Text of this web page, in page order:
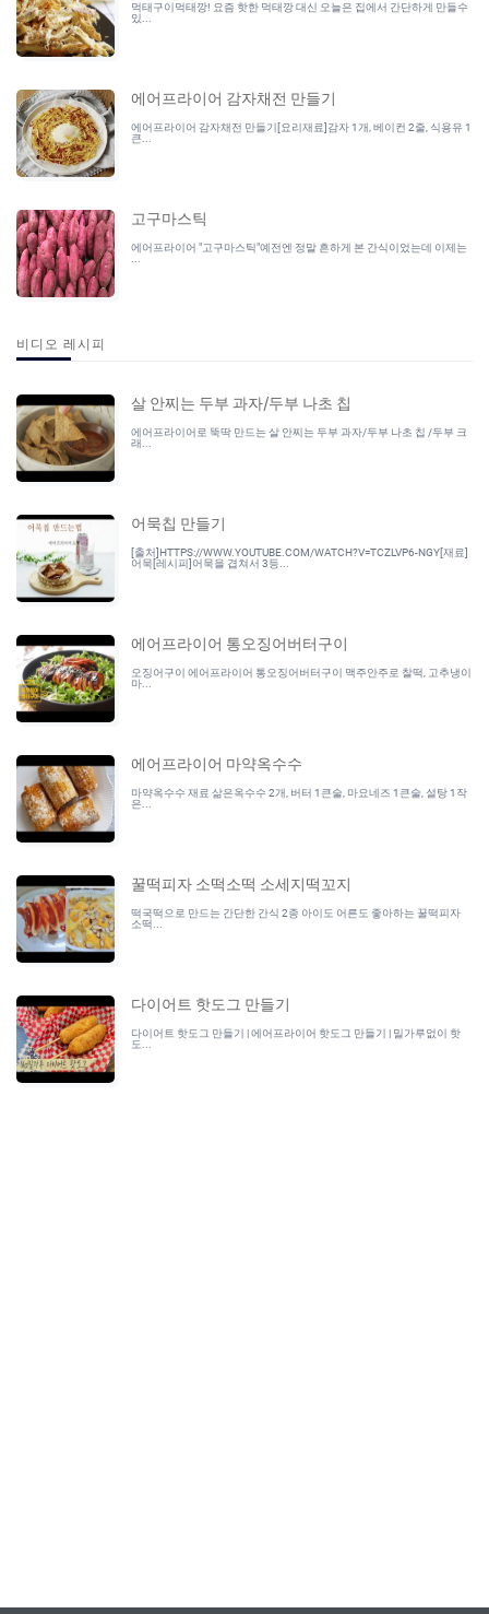
먹태구이먹태깡! 요즘 핫한 먹태깡 대신 오늘은 집에서 간단하게 만들수
있...
에어프라이어 감자채전 만들기
에어프라이어 감자채전 만들기[요리재료]감자 1개, 베이컨 2줄, 식용유 1
큰...
고구마스틱
에어프라이어 "고구마스틱"예전엔 정말 흔하게 본 간식이었는데 이제는
비디오 레시피
살 안찌는 두부 과자/두부 나초 칩
에어프라이어로 뚝딱 만드는 살 안찌는 두부 과자/두부 나초 칩 /두부 크
래...
어묵칩 만들기
[출처]HTTPS://WWW.YOUTUBE.COM/WATCH?V=TCZLVP6-NGY[재료]
어묵[레시피]어묵을 겹쳐서 3등...
에어프라이어 통오징어버터구이
오징어구이 에어프라이어 통오징어버터구이 맥주안주로 찰떡, 고추냉이
마...
에어프라이어 마약옥수수
마약옥수수 재료 삶은옥수수 2개, 버터 1큰술, 마요네즈 1큰술, 설탕 1작
은...
꿀떡피자 소떡소떡 소세지떡꼬지
떡국떡으로 만드는 간단한 간식 2종 아이도 어른도 좋아하는 꿀떡피자
소떡...
다이어트 핫도그 만들기
다이어트 핫도그 만들기 | 에어프라이어 핫도그 만들기 | 밀가루없이 핫
도...